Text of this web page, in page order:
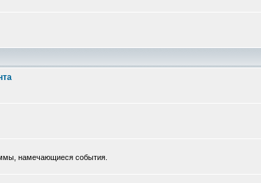
намечающиеся события.